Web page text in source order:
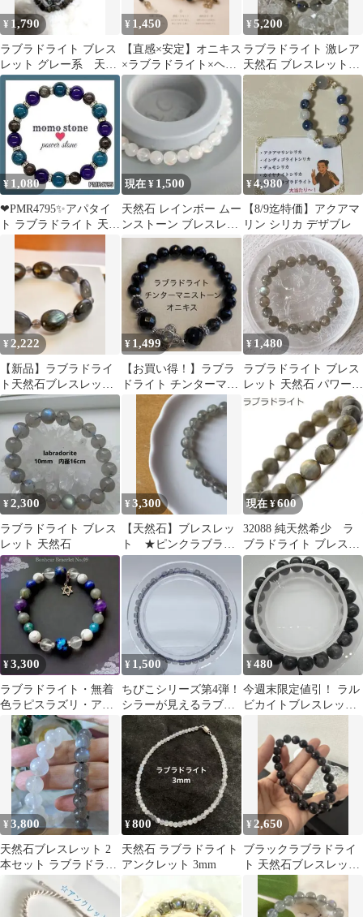
¥ 1,790
ラブラドライト ブレス
レット グレー系 天然
石
¥ 1,450
【直感×安定】オニキス
×ラブラドライト×ヘマ
タイト ブレスレット
天然石
¥5,200
ラブラドライト 激レア
天然石 ブレスレット8
ミリ
¥ 1,080
❤PMR4795✨アパタイ
ト ラブラドライト 天然
石 パワーストーンブレ
スレット
現在 ¥ 1,500
天然石 レインボー ムー
ンストーン ブレスレッ
ト R13z 5.6mm ホワラ
¥4,980
【8/9迄特価】アクアマ
リン シリカ デザブレ
¥ 2,222
【新品】ラブラドライ
ト天然石ブレスレット
No.189 パワーストーン
最終お値下げ
¥ 1,499
【お買い得！】ラブラ
ドライト チンターマニ
ストーン オニキス パワ
ーストーン
¥ 1,480
ラブラドライト ブレス
レット 天然石 パワース
トーン
¥2,300
ラブラドライト ブレス
レット 天然石
¥3,300
【天然石】ブレスレッ
ト ★ピンクラブラド
ライト★
現在 ¥600
32088 純天然希少 ラ
ブラドライト ブレスレ
ット 約8～9mm
¥3,300
ラブラドライト・無着
色ラピスラズリ・アパ
タイト・アメジスト水
晶 ブレスレット
¥ 1,500
ちびこシリーズ第4弾！
シラーが見えるラブラ
ドライト
¥480
今週末限定値引！ ラル
ビカイトブレスレット
¥3,800
天然石ブレスレット 2
本セット ラブラドライ
ト ムーンストーン
¥800
天然石 ラブラドライト
アンクレット 3mm
¥ 2,650
ブラックラブラドライ
ト 天然石ブレスレット
9mm